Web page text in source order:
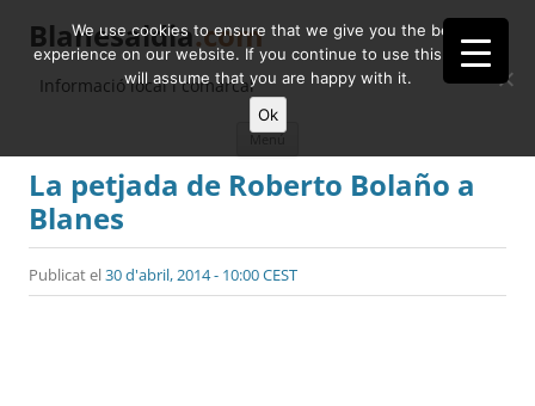
Blanesaldia.com
Informació local i comarcal
contingut
La petjada de Roberto Bolaño a
Blanes
Publicat el30 d'abril, 2014 - 10:00 CEST
We use cookies to ensure that we give you the best
experience on our website. If you continue to use this site we
will assume that you are happy with it.
Ok